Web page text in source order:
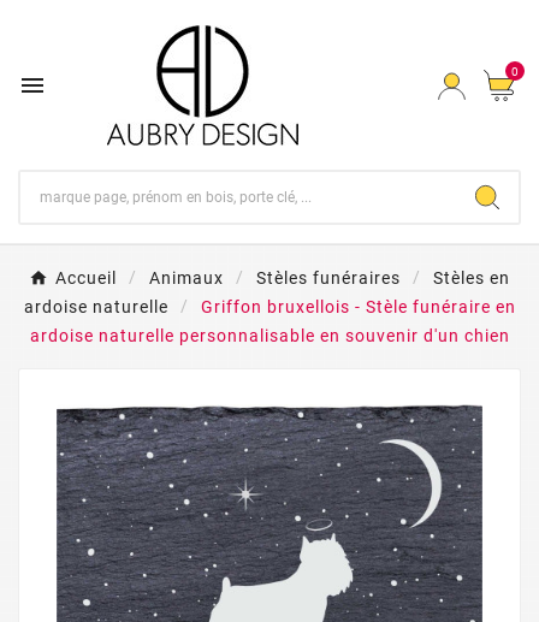
 0
Accueil Animaux Stèles funéraires
Stèles en
ardoise naturelle
Griffon bruxellois - Stèle funéraire en
ardoise naturelle personnalisable en souvenir d'un chien